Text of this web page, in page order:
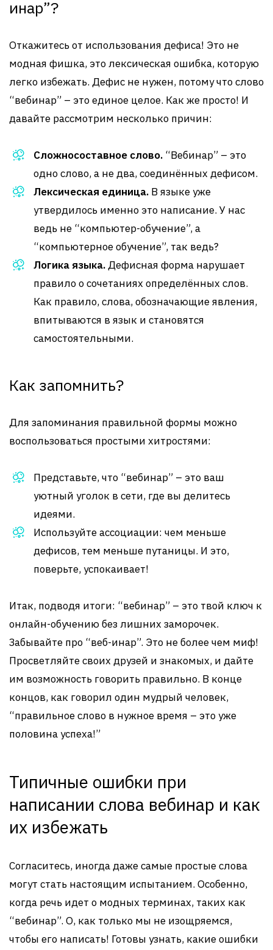
инар”?
Откажитесь от использования дефиса! Это не
модная фишка, это лексическая ошибка, которую
легко избежать. Дефис не нужен, потому что слово
“вебинар” – это единое целое. Как же просто! И
давайте рассмотрим несколько причин:
Сложносоставное слово. “Вебинар” – это
одно слово, а не два, соединённых дефисом.
Лексическая единица. В языке уже
утвердилось именно это написание. У нас
ведь не “компьютер-обучение”, а
“компьютерное обучение”, так ведь?
Логика языка.Дефисная форма нарушает
правило о сочетаниях определённых слов.
Как правило, слова, обозначающие явления,
впитываются в язык и становятся
самостоятельными.
Как запомнить?
Для запоминания правильной формы можно
воспользоваться простыми хитростями:
Представьте, что “вебинар” – это ваш
уютный уголок в сети, где вы делитесь
идеями.
Используйте ассоциации: чем меньше
дефисов, тем меньше путаницы. И это,
поверьте, успокаивает!
Итак, подводя итоги: “вебинар” – это твой ключ к
онлайн-обучению без лишних заморочек.
Забывайте про “веб-инар”. Это не более чем миф!
Просветляйте своих друзей и знакомых, и дайте
им возможность говорить правильно. В конце
концов, как говорил один мудрый человек,
“правильное слово в нужное время – это уже
половина успеха!”
Типичные ошибки при
написании слова вебинар и как
их избежать
Согласитесь, иногда даже самые простые слова
могут стать настоящим испытанием. Особенно,
когда речь идет о модных терминах, таких как
“вебинар”. О, как только мы не изощряемся,
чтобы его написать! Готовы узнать, какие ошибки